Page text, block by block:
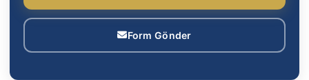
Form Gönder